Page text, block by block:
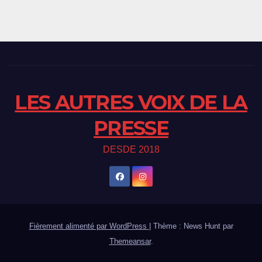
LES AUTRES VOIX DE LA
PRESSE
DESDE 2018
Fièrement alimenté par WordPress | Thème : News Hunt par
Themeansar.